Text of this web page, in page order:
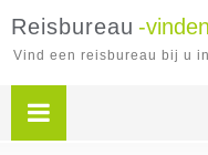
Reisbureau -
Vind een reisbureau bij u